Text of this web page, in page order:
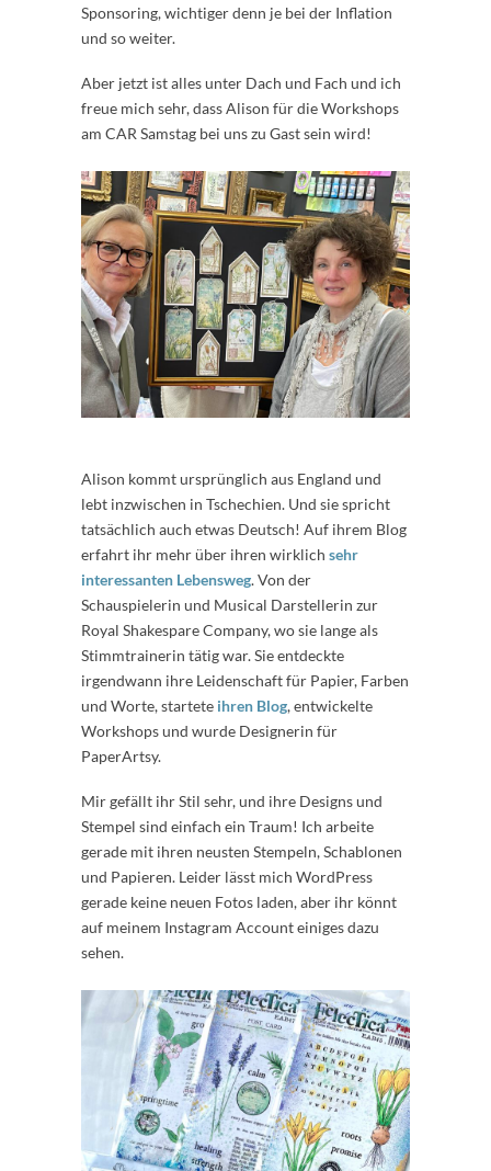
Sponsoring, wichtiger denn je bei der Inflation
und so weiter.
Aber jetzt ist alles unter Dach und Fach und ich
freue mich sehr, dass Alison für die Workshops
am CAR Samstag bei uns zu Gast sein wird!
Alison kommt ursprünglich aus England und
lebt inzwischen in Tschechien. Und sie spricht
tatsächlich auch etwas Deutsch! Auf ihrem Blog
erfahrt ihr mehr über ihren wirklich sehr
interessanten Lebensweg. Von der
Schauspielerin und Musical Darstellerin zur
Royal Shakespare Company, wo sie lange als
Stimmtrainerin tätig war. Sie entdeckte
irgendwann ihre Leidenschaft für Papier, Farben
und Worte, startete ihren Blog, entwickelte
Workshops und wurde Designerin für
PaperArtsy.
Mir gefällt ihr Stil sehr, und ihre Designs und
Stempel sind einfach ein Traum! Ich arbeite
gerade mit ihren neusten Stempeln, Schablonen
und Papieren. Leider lässt mich WordPress
gerade keine neuen Fotos laden, aber ihr könnt
auf meinem Instagram Account einiges dazu
sehen.